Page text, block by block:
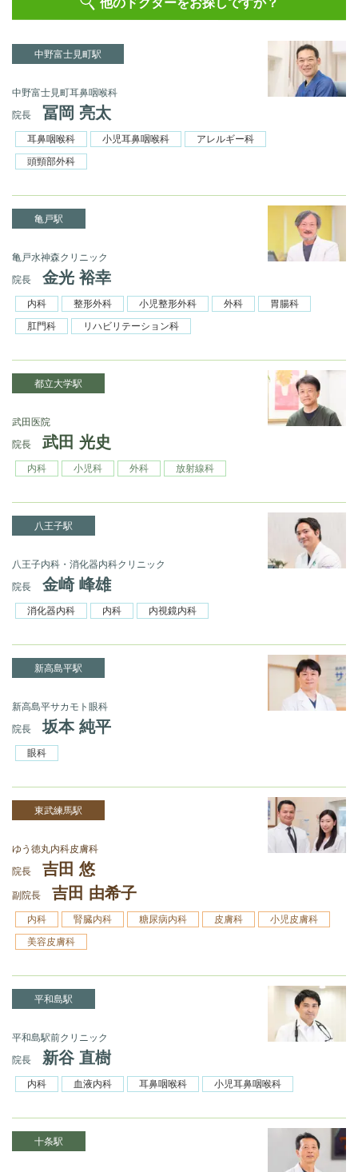
中野富士見町駅
中野富士見町耳鼻咽喉科
院長
冨岡 亮太
耳鼻咽喉科 小児耳鼻咽喉科
アレルギー科
頭頸部外科
亀戸駅
亀戸水神森クリニック
院長
金光 裕幸
内科 整形外科 小児整形外科 外科
胃腸科
肛門科
リハビリテーション科
都立大学駅
武田医院
院長
武田 光史
内科 小児科 外科 放射線科
八王子駅
八王子内科・消化器内科クリニック
院長
金崎 峰雄
消化器内科 内科 内視鏡内科
新高島平駅
新高島平サカモト眼科
院長
坂本 純平
眼科
東武練馬駅
ゆう徳丸内科皮膚科
院長
吉田 悠
副院長 吉田 由希子
内科 腎臓内科 糖尿病内科 皮膚科
小児皮膚科
美容皮膚科
平和島駅
平和島駅前クリニック
院長
新谷 直樹
内科 血液内科 耳鼻咽喉科 小児耳鼻咽喉科
十条駅